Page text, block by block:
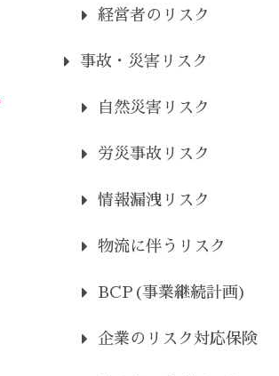
経営者のリスク
事故・災害リスク
自然災害リスク
労災事故リスク
情報漏洩リスク
物流に伴うリスク
BCP(事業継続計画)
企業のリスク対応保険